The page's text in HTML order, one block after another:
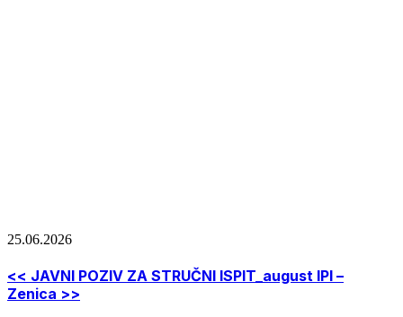
25.06.2026
<< JAVNI POZIV ZA STRUČNI ISPIT_august IPI –
Zenica >>